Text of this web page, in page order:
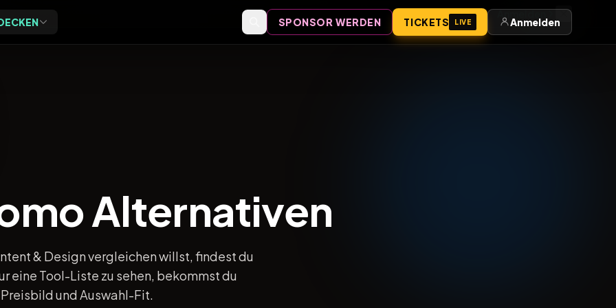
Anmelden
Vorträge, Tutorials und Archiv
SPONSOR WERDEN TICKETS LIVE Anmelden
Alternativen
& Design vergleichen willst, findest du
eine Tool-Liste zu sehen, bekommst du
und Auswahl-Fit.